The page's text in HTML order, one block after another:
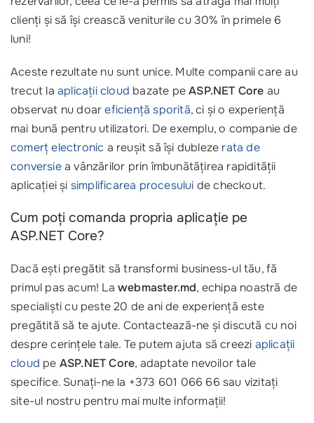
clienți și să își crească veniturile cu 30% în primele 6
luni!
Aceste rezultate nu sunt unice. Multe companii care au
trecut la aplicații cloud bazate peASP.NET Core au
observat nu doareficiență sporită, ci și o experiență
mai bună pentru utilizatori. De exemplu, o companie de
comerț electronic a reușit să își dubleze rata de
conversiea vânzărilor prin îmbunătățirea rapidității
aplicației și simplificarea procesului de checkout.
Cum poți comanda propria aplicație pe
ASP.NET Core?
Dacă ești pregătit să transformi business-ul tău, fă
primul pas acum! La webmaster.md, echipa noastră de
specialiști cu peste 20 de ani de experiență este
pregătită să te ajute. Contactează-ne și discută cu noi
despre cerințele tale. Te putem ajuta să creezi aplicații
cloud pe ASP.NET Core, adaptate nevoilor tale
specifice. Sunați-ne la +373 601 066 66 sau vizitați
site-ul nostru pentru mai multe informații!